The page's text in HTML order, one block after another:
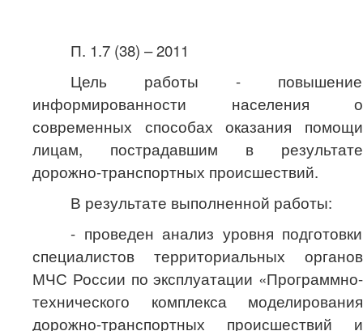
П. 1.7 (38) – 2011
Цель работы - повышение
информированности населения о
современных способах оказания помощи
лицам, пострадавшим в результате
дорожно-транспортных происшествий.
В результате выполненной работы:
- проведен анализ уровня подготовки
специалистов территориальных органов
МЧС России по эксплуатации «Программно-
технического комплекса моделирования
дорожно-транспортных происшествий и